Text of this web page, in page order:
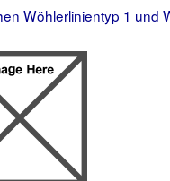
Wöhlerlinientyp 1 und